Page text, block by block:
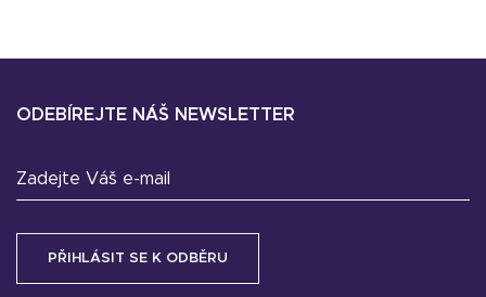
ODEBÍREJTE NÁŠ NEWSLETTER
Zadejte Váš e-mail